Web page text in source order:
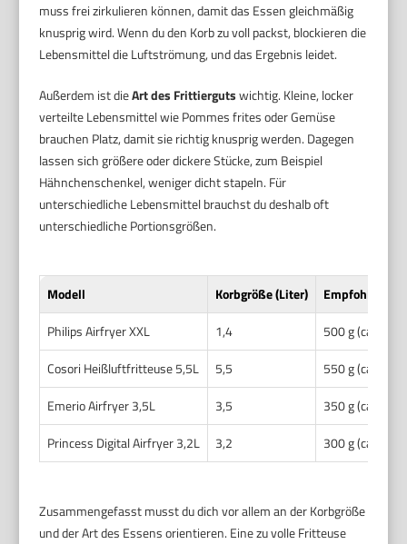
muss frei zirkulieren können, damit das Essen gleichmäßig
knusprig wird. Wenn du den Korb zu voll packst, blockieren die
Lebensmittel die Luftströmung, und das Ergebnis leidet.
Außerdem ist dieArt des Frittiergutswichtig. Kleine, locker
verteilte Lebensmittel wie Pommes frites oder Gemüse
brauchen Platz, damit sie richtig knusprig werden. Dagegen
lassen sich größere oder dickere Stücke, zum Beispiel
Hähnchenschenkel, weniger dicht stapeln. Für
unterschiedliche Lebensmittel brauchst du deshalb oft
unterschiedliche Portionsgrößen.
Modell Korbgröße (Liter)
Empfohlene
Philips Airfryer XXL
1,4
500 g (ca. 4
Cosori Heißluftfritteuse 5,5L
5,5
550 g (ca. 4–5
Emerio Airfryer 3,5L
3,5
350 g (ca. 3
Princess Digital Airfryer 3,2L
3,2 300 g (ca. 3
Zusammengefasst musst du dich vor allem an der Korbgröße
und der Art des Essens orientieren. Eine zu volle Fritteuse